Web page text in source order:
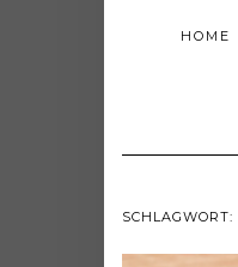
HOME
SCHLAGWORT: